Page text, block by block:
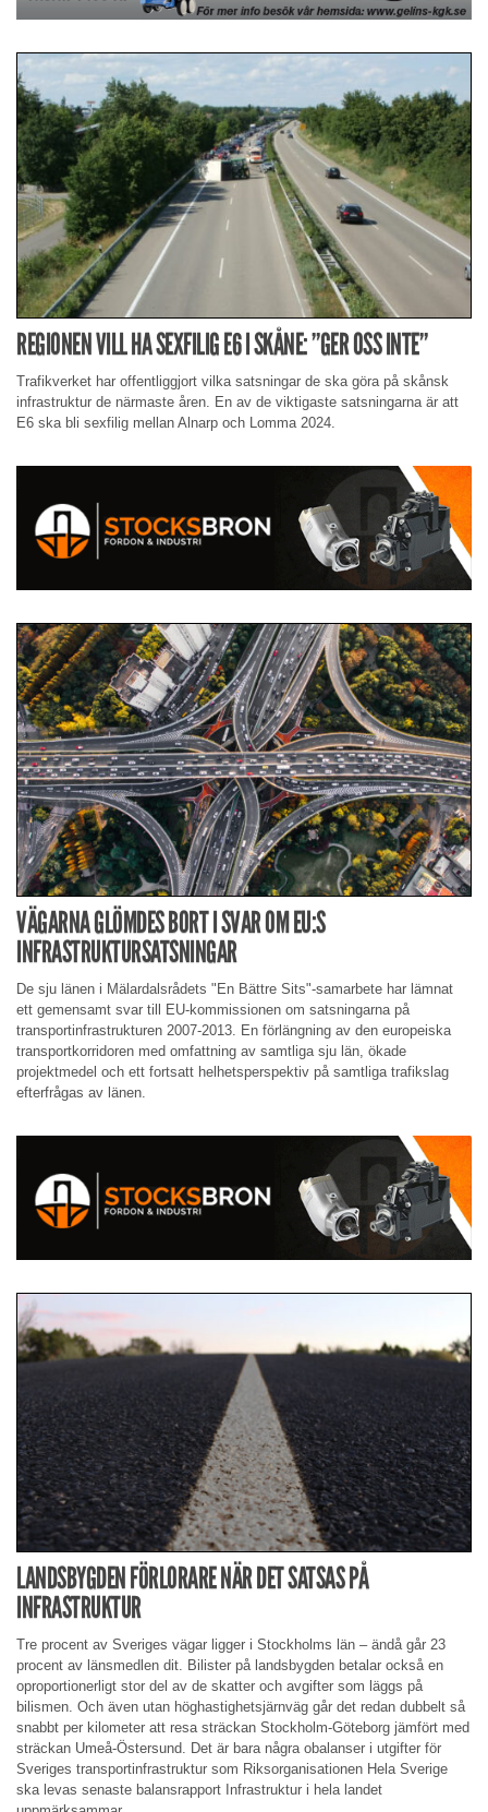
REGIONEN VILL HA SEXFILIG E6 I SKÅNE: ”GER OSS INTE”
Trafikverket har offentliggjort vilka satsningar de ska göra på skånsk
infrastruktur de närmaste åren. En av de viktigaste satsningarna är att
E6 ska bli sexfilig mellan Alnarp och Lomma 2024.
VÄGARNA GLÖMDES BORT I SVAR OM EU:S
INFRASTRUKTURSATSNINGAR
De sju länen i Mälardalsrådets "En Bättre Sits"-samarbete har lämnat
ett gemensamt svar till EU-kommissionen om satsningarna på
transportinfrastrukturen 2007-2013. En förlängning av den europeiska
transportkorridoren med omfattning av samtliga sju län, ökade
projektmedel och ett fortsatt helhetsperspektiv på samtliga trafikslag
efterfrågas av länen.
LANDSBYGDEN FÖRLORARE NÄR DET SATSAS PÅ
INFRASTRUKTUR
Tre procent av Sveriges vägar ligger i Stockholms län – ändå går 23
procent av länsmedlen dit. Bilister på landsbygden betalar också en
oproportionerligt stor del av de skatter och avgifter som läggs på
bilismen. Och även utan höghastighetsjärnväg går det redan dubbelt så
snabbt per kilometer att resa sträckan Stockholm-Göteborg jämfört med
sträckan Umeå-Östersund. Det är bara några obalanser i utgifter för
Sveriges transportinfrastruktur som Riksorganisationen Hela Sverige
ska levas senaste balansrapport Infrastruktur i hela landet